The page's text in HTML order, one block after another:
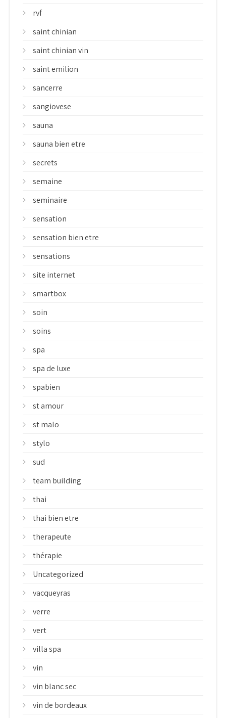
rvf
saint chinian
saint chinian vin
saint emilion
sancerre
sangiovese
sauna
sauna bien etre
secrets
semaine
seminaire
sensation
sensation bien etre
sensations
site internet
smartbox
soin
soins
spa
spa de luxe
spabien
st amour
st malo
stylo
sud
team building
thai
thai bien etre
therapeute
thérapie
Uncategorized
vacqueyras
verre
vert
villa spa
vin
vin blanc sec
vin de bordeaux